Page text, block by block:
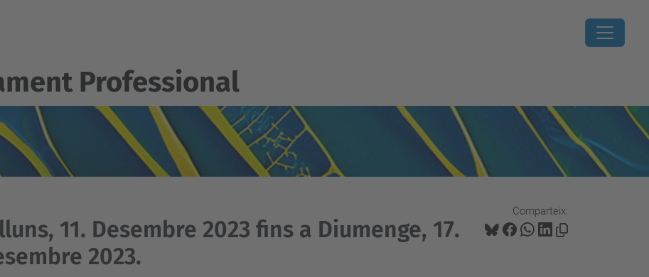
Professional
Comparteix:
11. Desembre 2023 fins a Diumenge, 17.
2023.